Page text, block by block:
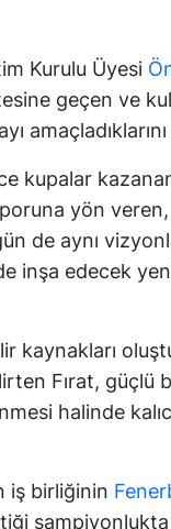
Kurulu Üyesi
geçen ve
kupalar
yön
de aynı
inşa edecek
kaynakları
Fırat, güçlü
halinde
iş birliğinin
şampiyonlukta